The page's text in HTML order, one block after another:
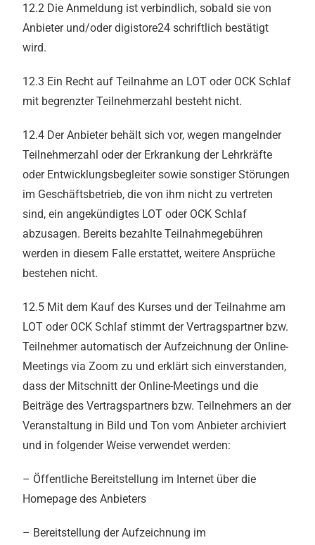
12.2 Die Anmeldung ist verbindlich, sobald sie von
Anbieter und/oder digistore24 schriftlich bestätigt
wird.
12.3 Ein Recht auf Teilnahme an LOT oder OCK Schlaf
mit begrenzter Teilnehmerzahl besteht nicht.
12.4 Der Anbieter behält sich vor, wegen mangelnder
Teilnehmerzahl oder der Erkrankung der Lehrkräfte
oder Entwicklungsbegleiter sowie sonstiger Störungen
im Geschäftsbetrieb, die von ihm nicht zu vertreten
sind, ein angekündigtes LOT oder OCK Schlaf
abzusagen. Bereits bezahlte Teilnahmegebühren
werden in diesem Falle erstattet, weitere Ansprüche
bestehen nicht.
12.5 Mit dem Kauf des Kurses und der Teilnahme am
LOT oder OCK Schlaf stimmt der Vertragspartner bzw.
Teilnehmer automatisch der Aufzeichnung der Online-
Meetings via Zoom zu und erklärt sich einverstanden,
dass der Mitschnitt der Online-Meetings und die
Beiträge des Vertragspartners bzw. Teilnehmers an der
Veranstaltung in Bild und Ton vom Anbieter archiviert
und in folgender Weise verwendet werden:
– Öffentliche Bereitstellung im Internet über die
Homepage des Anbieters
– Bereitstellung der Aufzeichnung im